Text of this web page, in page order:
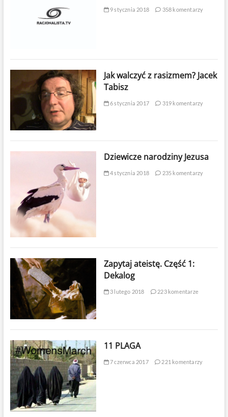
9 stycznia 2018 358 komentarzy
Jak walczyć z rasizmem? Jacek
Tabisz
6 stycznia 2017 319 komentarzy
Dziewicze narodziny Jezusa
4 stycznia 2018 235 komentarzy
Zapytaj ateistę. Część 1:
Dekalog
3 lutego 2018 223 komentarze
11 PLAGA
7 czerwca 2017 221 komentarzy